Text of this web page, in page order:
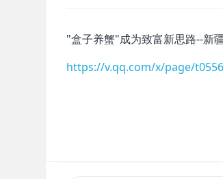
"盒子养蟹"成为致富新思路--新
https://v.qq.com/x/page/